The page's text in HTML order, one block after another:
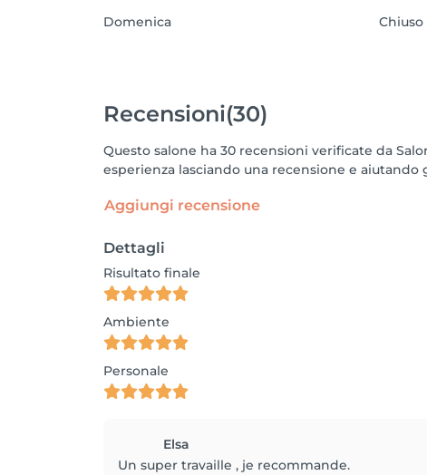
Domenica
Chiuso
Recensioni(30)
Questo salone ha 30 recensioni verificate da
esperienza lasciando una recensione e
Aggiungi recensione
Dettagli
Risultato finale
Ambiente
Personale
Elsa
Un super travaille , je recommande.